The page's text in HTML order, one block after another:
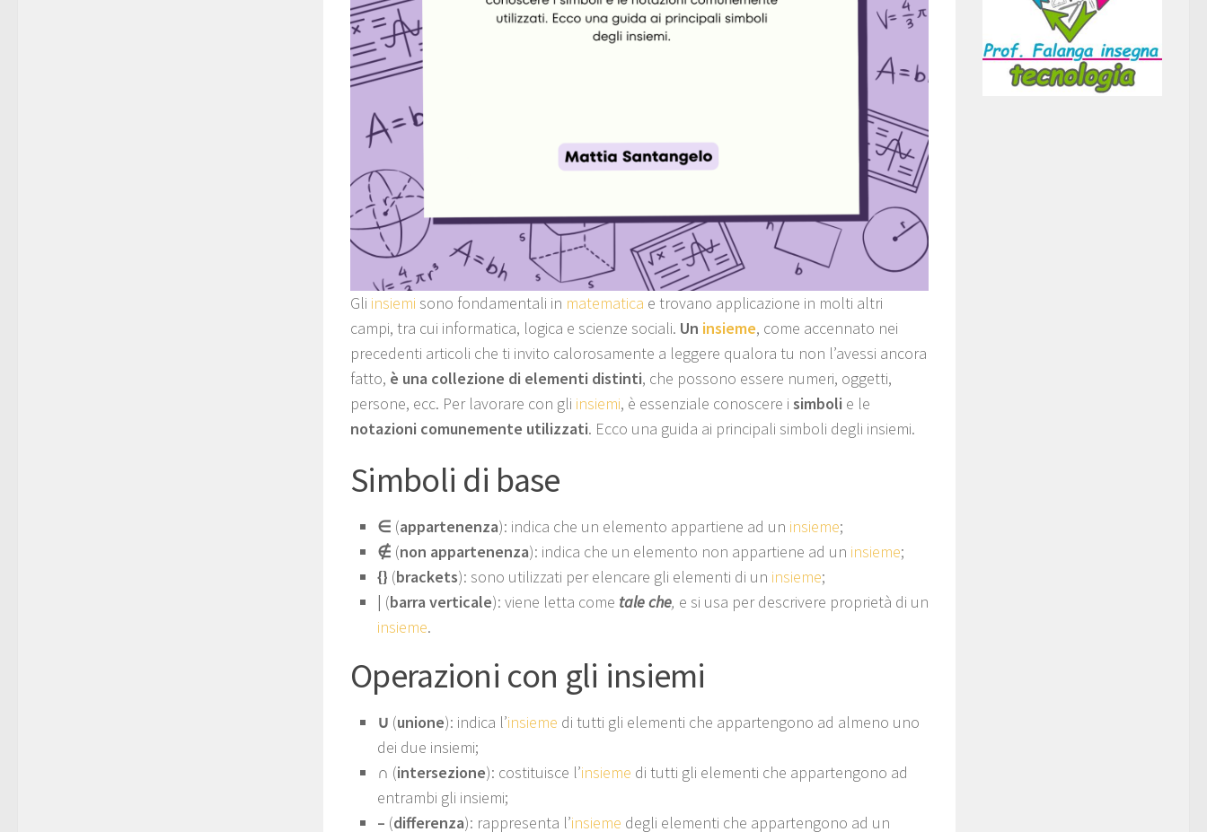
Gli insiemi sono fondamentali in matematica e trovano applicazione in molti altri
campi, tra cui informatica, logica e scienze sociali. Un insieme, come accennato nei
precedenti articoli che ti invito calorosamente a leggere qualora tu non l’avessi ancora
fatto, è una collezione di elementi distinti, che possono essere numeri, oggetti,
persone, ecc. Per lavorare con gli insiemi, è essenziale conoscere i simboli e le
notazioni comunemente utilizzati. Ecco una guida ai principali simboli degli insiemi.
Simboli di base
∈ (appartenenza): indica che un elemento appartiene ad un insieme;
∉ (non appartenenza): indica che un elemento non appartiene ad un insieme;
{} (brackets): sono utilizzati per elencare gli elementi di un insieme;
| (barra verticale): viene letta come tale che, e si usa per descrivere proprietà di un
insieme.
Operazioni con gli insiemi
∪ (unione): indica l’insieme di tutti gli elementi che appartengono ad almeno uno
dei due insiemi;
∩ (intersezione): costituisce l’insieme di tutti gli elementi che appartengono ad
entrambi gli insiemi;
– (differenza): rappresenta l’insieme degli elementi che appartengono ad un